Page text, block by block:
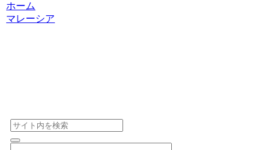
ホーム
マレーシア